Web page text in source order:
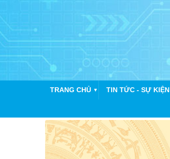
TRANG CHỦ ▼ TIN TỨC - SỰ KIỆN